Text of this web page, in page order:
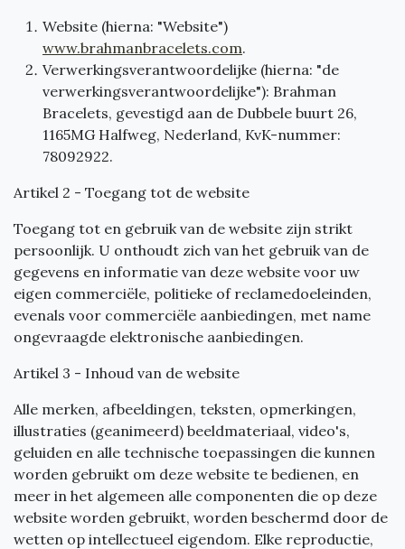
Website (hierna: "Website")
www.brahmanbracelets.com.
Verwerkingsverantwoordelijke (hierna: "de
verwerkingsverantwoordelijke"): Brahman
Bracelets, gevestigd aan de Dubbele buurt 26,
1165MG Halfweg, Nederland, KvK-nummer:
78092922.
Artikel 2 - Toegang tot de website
Toegang tot en gebruik van de website zijn strikt
persoonlijk. U onthoudt zich van het gebruik van de
gegevens en informatie van deze website voor uw
eigen commerciële, politieke of reclamedoeleinden,
evenals voor commerciële aanbiedingen, met name
ongevraagde elektronische aanbiedingen.
Artikel 3 - Inhoud van de website
Alle merken, afbeeldingen, teksten, opmerkingen,
illustraties (geanimeerd) beeldmateriaal, video's,
geluiden en alle technische toepassingen die kunnen
worden gebruikt om deze website te bedienen, en
meer in het algemeen alle componenten die op deze
website worden gebruikt, worden beschermd door de
wetten op intellectueel eigendom. Elke reproductie,